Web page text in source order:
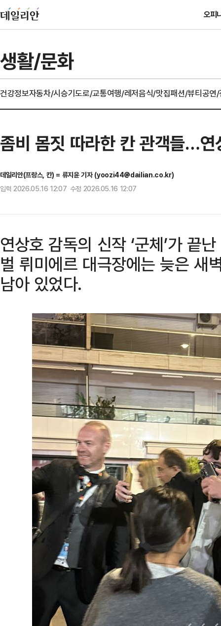
오피
생활/문화
건강정보자동차/시승기도로/교통여행/레저음식/맛집패션/뷰티공연
좀비 몸짓 따라한 칸 관객들…
데일리안(프랑스, 칸) = 류지윤 기자 (yoozi44@dailian.co.kr)
입력 2026.05.16 12:07 수정 2026.05.16 12:07
연상호 감독의 신작 ‘군체’가 끝
벌 뤼미에르 대극장에는 늦은 새
남아 있었다.